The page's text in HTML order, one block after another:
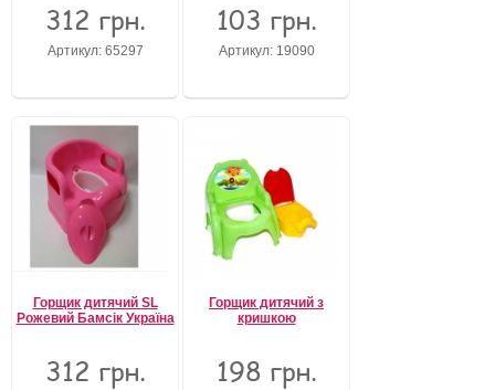
312 грн.
Артикул: 65297
103 грн.
Артикул: 19090
Горщик дитячий SL
Рожевий Бамсік Україна
312 грн.
Горщик дитячий з
кришкою
198 грн.